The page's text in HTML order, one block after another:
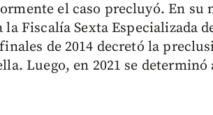
el caso precluyó. En su
la Fiscalía Sexta Especializada
de 2014 decretó la
Luego, en 2021 se